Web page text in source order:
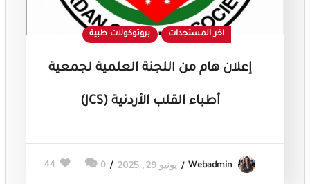
اخر المستجدات بروتوكولات طبية
إعلان هام من اللجنة العلمية لجمعية
أطباء القلب الأردنية (JCS)
Webadmin يونيو 29, 2025 0
44